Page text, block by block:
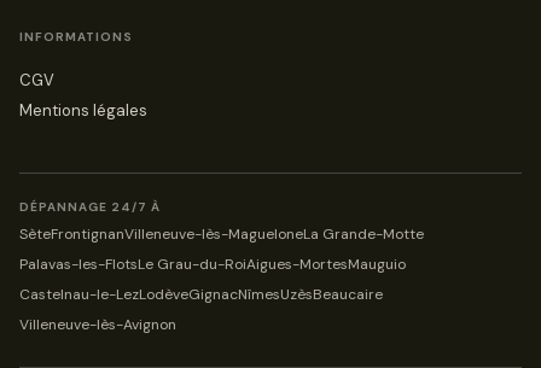
INFORMATIONS
CGV
Mentions légales
DÉPANNAGE 24/7 À
SèteFrontignanVilleneuve-lès-MagueloneLa Grande-Motte
Palavas-les-FlotsLe Grau-du-RoiAigues-MortesMauguio
Castelnau-le-LezLodèveGignacNîmesUzèsBeaucaire
Villeneuve-lès-Avignon